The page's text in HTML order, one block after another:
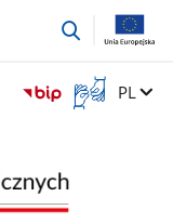
przejdź
Otwórz
okno
Zmień
PL